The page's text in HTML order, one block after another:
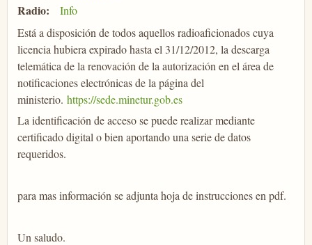
Radio:
Info
Está a disposición de todos aquellos radioaficionados cuya
licencia hubiera expirado hasta el 31/12/2012, la descarga
telemática de la renovación de la autorización en el área de
notificaciones electrónicas de la página del
ministerio. https://sede.minetur.gob.es
La identificación de acceso se puede realizar mediante
certificado digital o bien aportando una serie de datos
requeridos.
para mas información se adjunta hoja de instrucciones en pdf.
Un saludo.